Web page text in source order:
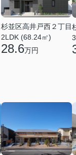
杉並区高井戸西２丁目
2LDK (68.24㎡)
28.6万円